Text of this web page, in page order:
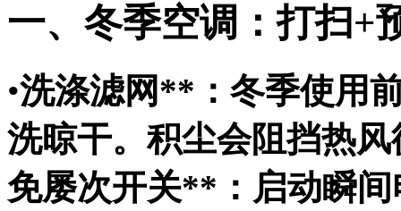
一、冬季空调：打扫+
•洗涤滤网**：冬季使用
洗晾干。积尘会阻挡热
免屡次开关**：启动瞬